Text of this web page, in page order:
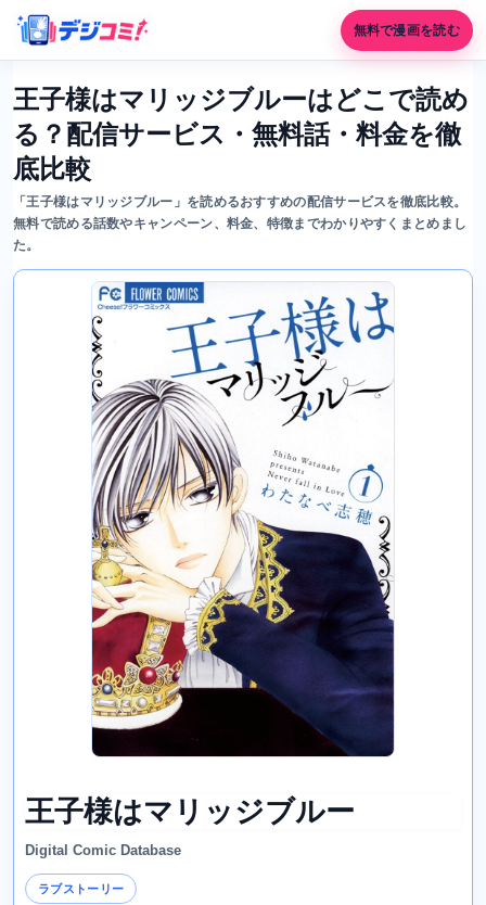
無料で漫画を読む
王子様はマリッジブルーはどこで読め
る？配信サービス・無料話・料金を徹
底比較
「王子様はマリッジブルー」を読めるおすすめの配信サービスを徹底比較。
無料で読める話数やキャンペーン、料金、特徴までわかりやすくまとめまし
た。
王子様はマリッジブルー
Digital Comic Database
ラブストーリー